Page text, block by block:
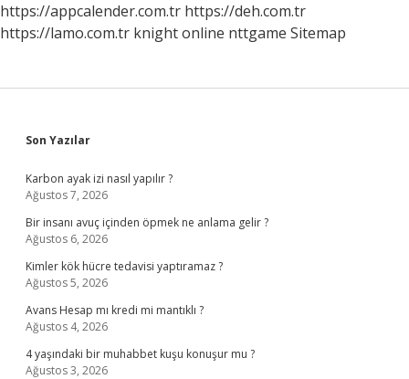
https://appcalender.com.tr https://deh.com.tr
https://lamo.com.tr knight online nttgame Sitemap
Sidebar
Son Yazılar
Karbon ayak izi nasıl yapılır ?
Ağustos 7, 2026
Bir insanı avuç içinden öpmek ne anlama gelir ?
Ağustos 6, 2026
Kimler kök hücre tedavisi yaptıramaz ?
Ağustos 5, 2026
Avans Hesap mı kredi mi mantıklı ?
Ağustos 4, 2026
4 yaşındaki bir muhabbet kuşu konuşur mu ?
Ağustos 3, 2026